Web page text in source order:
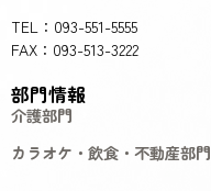
TEL：093-551-5555
FAX：093-513-3222
部門情報
介護部門
カラオケ・飲食・不動産部門